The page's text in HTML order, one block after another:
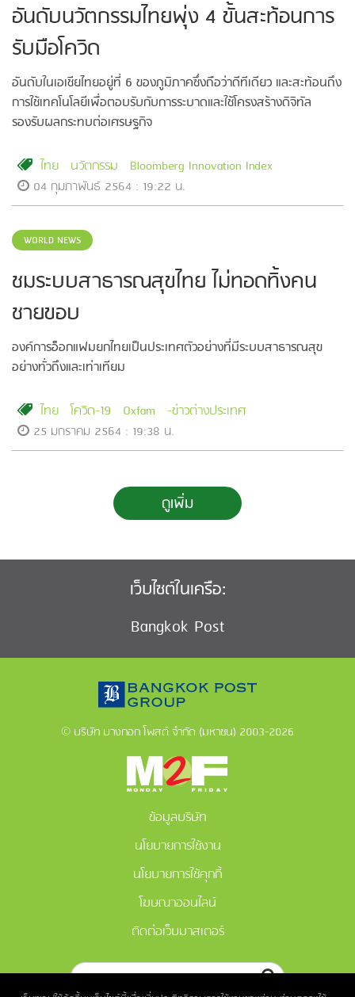
อันดับนวัตกรรมไทยพุ่ง 4 ขั้นสะท้อนการ
รับมือโควิด
อันดับในเอเชียไทยอยู่ที่ 6 ของภูมิภาคซึ่งถือว่าดีทีเดียว และสะท้อนถึง
การใช้เทคโนโลยีเพื่อตอบรับกับการระบาดและใช้โครงสร้างดิจิทัล
รองรับผลกระทบต่อเศรษฐกิจ
ไทย นวัตกรรม Bloomberg Innovation Index
04 กุมภาพันธ์ 2564 : 19:22 น.
WORLD NEWS
ชมระบบสาธารณสุขไทย ไม่ทอดทิ้งคน
ชายขอบ
องค์การอ็อกแฟมยกไทยเป็นประเทศตัวอย่างที่มีระบบสาธารณสุข
อย่างทั่วถึงและเท่าเทียม
ไทย โควิด-19 Oxfam -ข่าวต่างประเทศ
25 มกราคม 2564 : 19:38 น.
ดูเพิ่ม
เว็บไซต์ในเครือ:
Bangkok Post
© บริษัท บางกอก โพสต์ จำกัด (มหาชน) 2003-2026
ข้อมูลบริษัท
นโยบายการใช้งาน
นโยบายการใช้คุกกี้
โฆษณาออนไลน์
ติดต่อเว็บมาสเตอร์